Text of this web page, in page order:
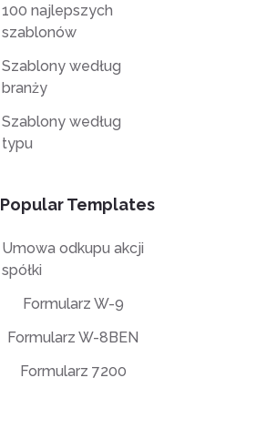
100 najlepszych
szablonów
Szablony według
branży
Szablony według
typu
Popular Templates
Umowa odkupu akcji
spółki
Formularz W-9
Formularz W-8BEN
Formularz 7200